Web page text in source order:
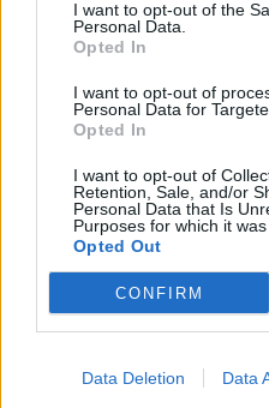
I want to opt-out of the
Personal Data.
Opted In
I want to opt-out of
Personal Data for
Opted In
I want to opt-out of
Retention, Sale, and/or
Personal Data that Is
Purposes for which it was
Opted Out
CONFIRM
Data Deletion Data
Az EU-USA
megállapodás
elemei
kereskedelmi